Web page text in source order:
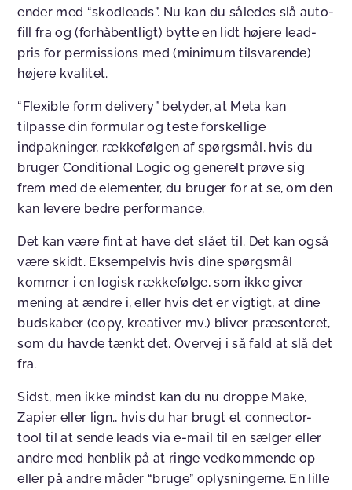
ender med “skodleads”. Nu kan du således slå auto-
fill fra og (forhåbentligt) bytte en lidt højere lead-
pris for permissions med (minimum tilsvarende)
højere kvalitet.
“Flexible form delivery” betyder, at Meta kan
tilpasse din formular og teste forskellige
indpakninger, rækkefølgen af spørgsmål, hvis du
bruger Conditional Logic og generelt prøve sig
frem med de elementer, du bruger for at se, om den
kan levere bedre performance.
Det kan være fint at have det slået til. Det kan også
være skidt. Eksempelvis hvis dine spørgsmål
kommer i en logisk rækkefølge, som ikke giver
mening at ændre i, eller hvis det er vigtigt, at dine
budskaber (copy, kreativer mv.) bliver præsenteret,
som du havde tænkt det. Overvej i så fald at slå det
fra.
Sidst, men ikke mindst kan du nu droppe Make,
Zapier eller lign., hvis du har brugt et connector-
tool til at sende leads via e-mail til en sælger eller
andre med henblik på at ringe vedkommende op
eller på andre måder “bruge” oplysningerne. En lille